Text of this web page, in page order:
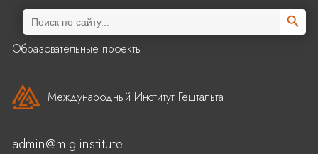
Образовательные проекты
Search
for:
Search
Международный Институт Гештальта
admin@mig.institute